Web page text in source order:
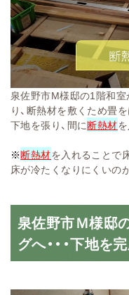
泉佐野市M様邸の1階和
り、断熱材を敷くため畳
下地を張り、間に断熱材
※断熱材を入れることで
床が冷たくなりにくいの
泉佐野市Ｍ様邸
グへ・・・下地を